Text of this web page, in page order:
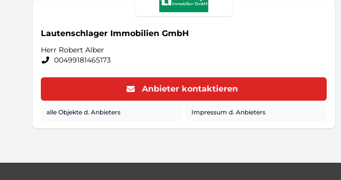
Lautenschlager Immobilien GmbH
Herr Robert Alber
00499181465173
Anbieter kontaktieren
alle Objekte d. Anbieters Impressum d. Anbieters